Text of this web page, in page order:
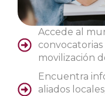
Accede al
movilización
Encuentra
aliados